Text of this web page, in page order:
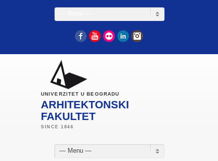
FacebookYouTube
Flickr LinkedIn
UNIVERZITET U BEOGRADU
ARHITEKTONSKI
FAKULTET
— Menu —